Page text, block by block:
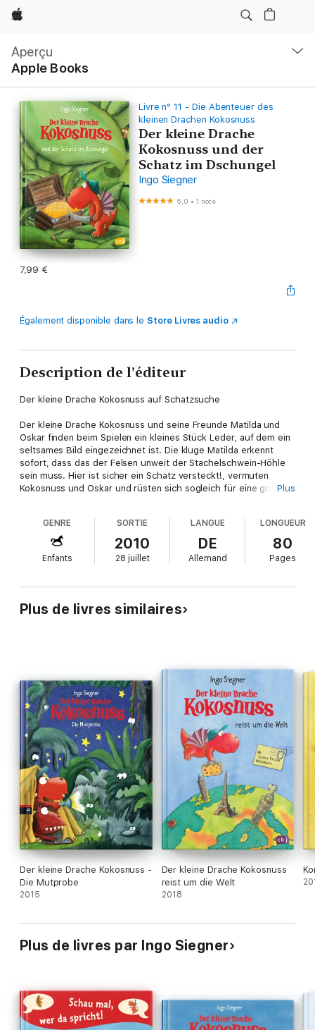
Apple
Aperçu
Apple Books
locale
Ouvrir
menu
Livre n° 11 - Die Abenteuer des
kleinen Drachen Kokosnuss
Der kleine Drache
Kokosnuss und der
Schatz im Dschungel
Ingo Siegner
5,0 •1 note
7,99 €
Également disponible dans leStore Livres audio
Description de l’éditeur
Der kleine Drache Kokosnuss auf Schatzsuche
Der kleine Drache Kokosnuss und seine Freunde Matilda und
Oskar finden beim Spielen ein kleines Stück Leder, auf dem ein
seltsames Bild eingezeichnet ist. Die kluge Matilda erkennt
sofort, dass das der Felsen unweit der Stachelschwein-Höhle
sein muss. Hier ist sicher ein Schatz versteckt!, vermuten
Kokosnuss und Oskar und rüsten sich sogleich für eine große
weiteren Teil der Schatzkarte. Die Karte führt sie mitten in
einen gefährlichen Dschungel. Kokosnuss, Matilda und Oskar
müssen all ihren Mut zusammen nehmen, als sie
Würgeschlangen, Tigern und Krokodilen begegnen. Doch am
Überraschung …
• Eine abenteuerliche Geschichte von Freundschaft, Mut und
• Ideal für Leseanfänger: extragroße Schrift, übersichtliches
Layout
Plus
GENRE
Enfants
SORTIE
2010
28 juillet
LANGUE
DE
Allemand
LONGUEUR
80
Pages
Plus de livres similaires
Der kleine Drache Kokosnuss -
Die Mutprobe
2015
Der kleine Drache Kokosnuss
reist um die Welt
2018
Plus de livres par Ingo Siegner